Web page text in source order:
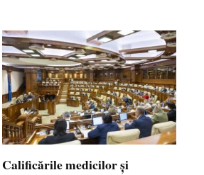
Calificările medicilor și